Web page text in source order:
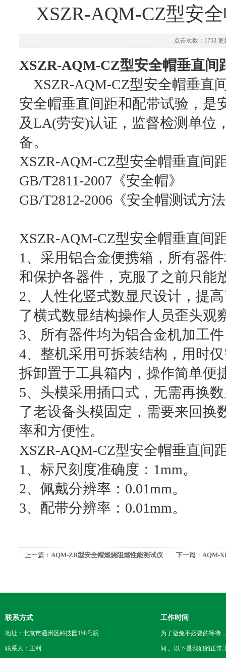
XSZR-AQM-CZ型安
点击次数：1753 更
XSZR-AQM-CZ型安全帽垂直间
XSZR-AQM-CZ型安全帽垂直
安全帽垂直间距和配带试验，是
及LA(劳安)认证，监督检测单位
备。
XSZR-AQM-CZ型安全帽垂直间
GB/T2811-2007《安全帽》
GB/T2812-2006《安全帽测试方
XSZR-AQM-CZ型安全帽垂直间
1、采用铝合金便携箱，所有器
和保护各器件，克服了之前只能
2、人性化竖式数显尺设计，提
了横式数显结构操作人员歪头观
3、所有器件均为铝合金机加工
4、整机采用可拆装结构，用时
拆卸置于工具箱内，操作简单便
5、头模采用插口式，无需再换
了老设备头模固定，需要来回换
率和方便性。
XSZR-AQM-CZ型安全帽垂直间
1、标尺刻度准确度：1mm。
2、佩戴分辨率：0.01mm。
3、配带分辨率：0.01mm。
上一篇： AQM-ZR型安全帽燃烧阻燃性能测试仪 下一篇： AQM-
联系方式
地址：北京市通州区科技园158号院
联系人：王利
工作时间
为了避免不必要的等待
间 。以下是我们的正常